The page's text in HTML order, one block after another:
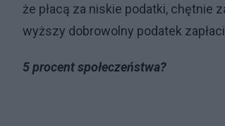
że płacą za niskie podatki, chętnie
wyższy dobrowolny podatek
5 procent społeczeństwa?